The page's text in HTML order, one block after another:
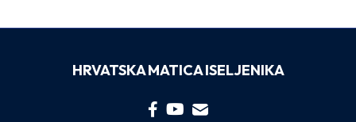
HRVATSKA MATICA ISELJENIKA